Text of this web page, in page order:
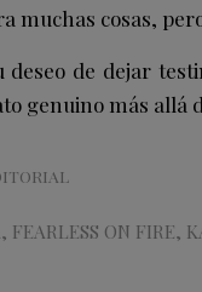
muchas cosas,
deseo de dejar
genuino más allá
, FEARLESS ON FIRE,